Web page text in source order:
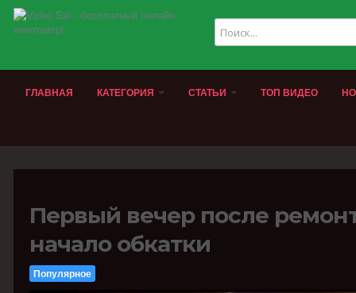
ГЛАВНАЯ КАТЕГОРИЯ СТАТЬИ ТОП ВИДЕО
Первый вечер после
начало обкатки
Популярное